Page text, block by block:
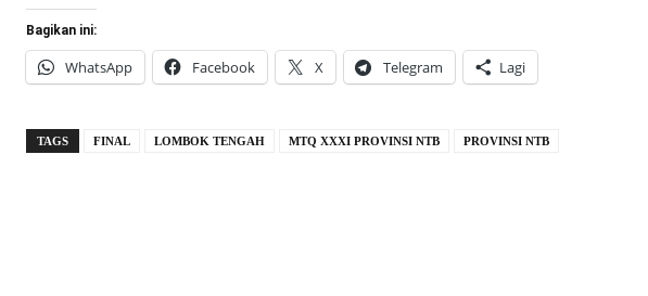
Bagikan ini:
WhatsApp Facebook X Telegram Lagi
TAGS FINAL LOMBOK TENGAH MTQ XXXI PROVINSI NTB PROVINSI NTB